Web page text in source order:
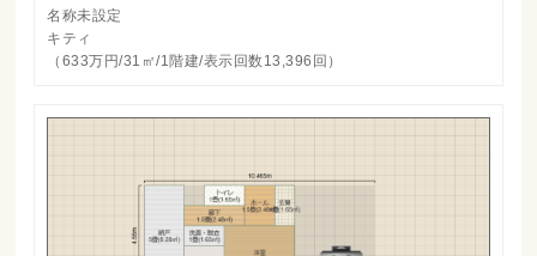
名称未設定
キティ
（633万円/31㎡/1階建/表示回数13,396回）